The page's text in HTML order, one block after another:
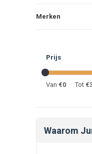
Merken
Prijs
Van €0 Tot €
Waarom